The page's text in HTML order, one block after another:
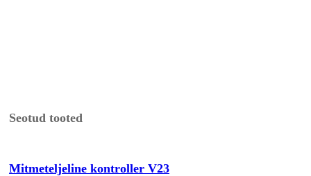
Seotud tooted
Mitmeteljeline kontroller V23